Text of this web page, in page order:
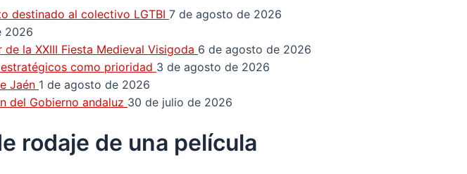
destinado al colectivo LGTBI 7 de agosto de 2026
2026
la XXIII Fiesta Medieval Visigoda 6 de agosto de 2026
como prioridad 3 de agosto de 2026
Jaén 1 de agosto de 2026
del Gobierno andaluz 30 de julio de 2026
rodaje de una película